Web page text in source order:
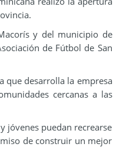
y del municipio de
de Fútbol de San
que desarrolla la empresa
cercanas a las
jóvenes puedan recrearse
de construir un mejor